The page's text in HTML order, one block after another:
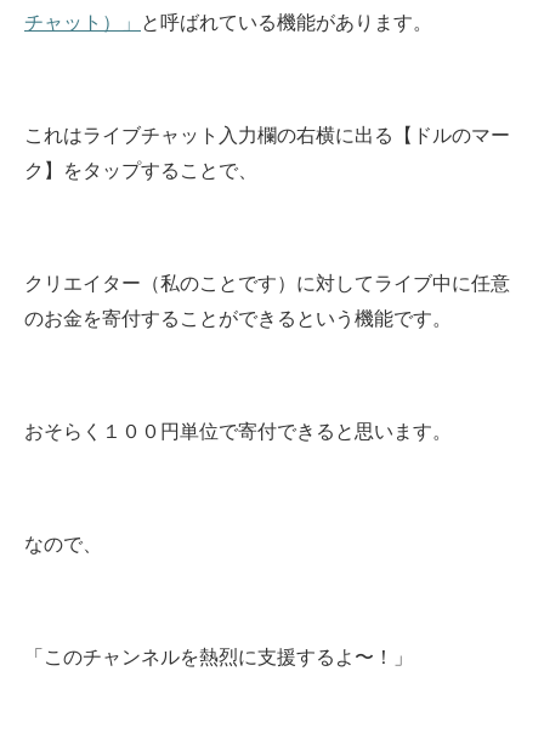
チャット）」
と呼ばれている機能があります。
これはライブチャット入力欄の右横に出る【ドルのマー
ク】をタップすることで、
クリエイター（私のことです）に対してライブ中に任意
のお金を寄付することができるという機能です。
おそらく１００円単位で寄付できると思います。
なので、
「このチャンネルを熱烈に支援するよ〜！」